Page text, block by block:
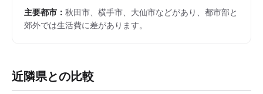
主要都市： 秋田市、横手市、大仙市などがあり、都市部と
郊外では生活費に差があります。
近隣県との比較